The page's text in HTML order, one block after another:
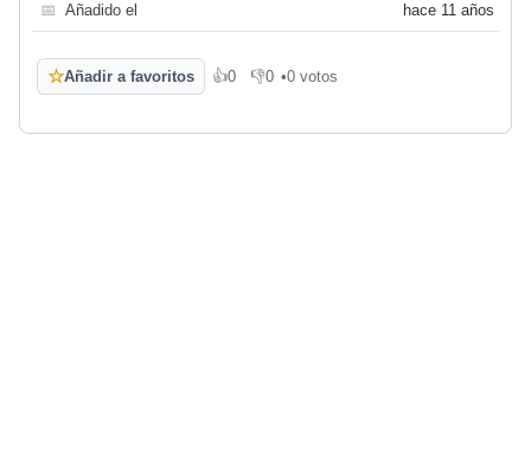
📅 Añadido el hace 11 años
☆Añadir a favoritos 👍0
Me gusta
👎0
No me gusta
•0 votos